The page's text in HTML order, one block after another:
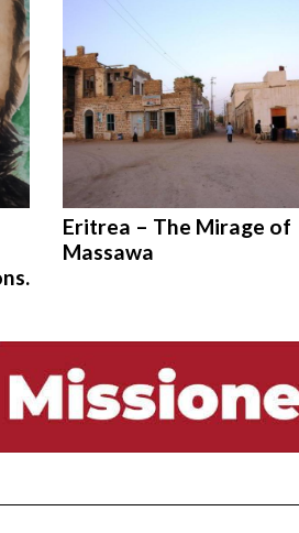
Eritrea – The Mirage of
Massawa